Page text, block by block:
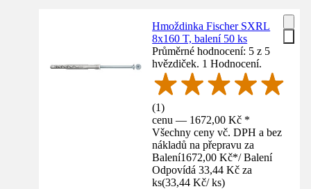
Hmoždinka Fischer SXRL
8x160 T, balení 50 ks
Průměrné hodnocení: 5 z 5
hvězdiček. 1 Hodnocení.
(1)
cenu — 1672,00 Kč *
Všechny ceny vč. DPH a bez
nákladů na přepravu za
Balení1672,00 Kč*/ Balení
Odpovídá 33,44 Kč za
ks(33,44 Kč/ ks)